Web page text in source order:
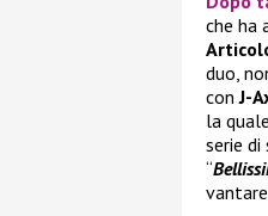
che ha
duo,
conJ-
la
serie di
“